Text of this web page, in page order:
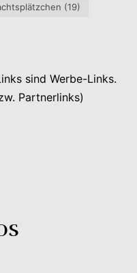
(19)
sind Werbe-Links.
Partnerlinks)